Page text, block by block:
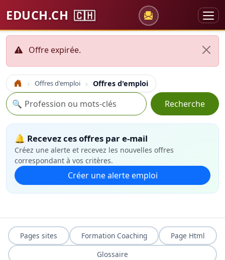
EDUCH.CH 🇨🇭
Offre expirée.
Accueil Offres d'emploi Offres d'emploi
Recherche
🔍 Recherche
🔔 Recevez ces offres par e-mail
Créez une alerte et recevez les nouvelles offres
correspondant à vos critères.
Créer une alerte emploi
Pages sites Formation Coaching
Page Html
Glossaire